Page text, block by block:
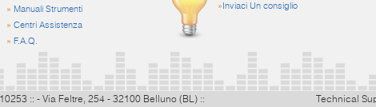
» Manuali Strumenti
»Centri Assistenza
» F.A.Q.
» Inviaci Un consiglio
:: - Via Feltre, 254 - 32100 Belluno (BL) :: Technical